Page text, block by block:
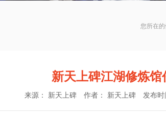
您所在的
新天上碑江湖修炼馆
来源： 新天上碑 作者： 新天上碑 发布时